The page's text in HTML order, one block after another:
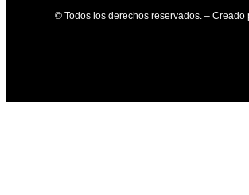
© Todos los derechos reservados. – Creado